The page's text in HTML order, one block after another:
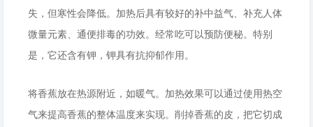
失，但寒性会降低。加热后具有较好的补中益气、补充人体
微量元素、通便排毒的功效。经常吃可以预防便秘。特别
是，它还含有钾，钾具有抗抑郁作用。
将香蕉放在热源附近，如暖气。加热效果可以通过使用热空
气来提高香蕉的整体温度来实现。削掉香蕉的皮，把它切成